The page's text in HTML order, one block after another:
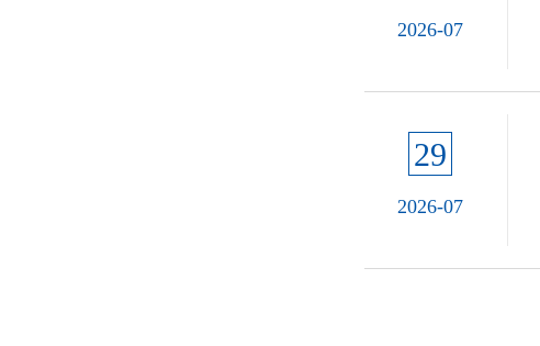
2026-07
29
2026-07